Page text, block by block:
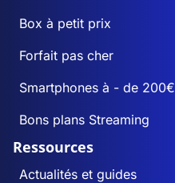
Box à petit prix
Forfait pas cher
Smartphones à - de 200€
Bons plans Streaming
Ressources
Actualités et guides